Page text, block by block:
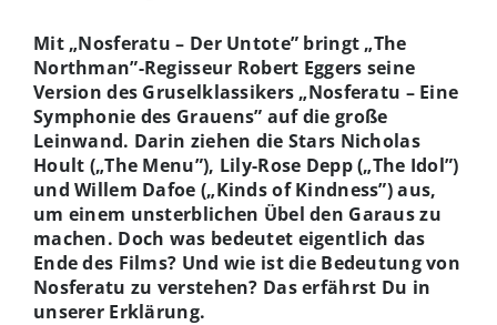
Mit „Nosferatu – Der Untote” bringt „The
Northman”-Regisseur Robert Eggers seine
Version des Gruselklassikers „Nosferatu – Eine
Symphonie des Grauens” auf die große
Leinwand. Darin ziehen die Stars Nicholas
Hoult („The Menu”), Lily-Rose Depp („The Idol”)
und Willem Dafoe („Kinds of Kindness”) aus,
um einem unsterblichen Übel den Garaus zu
machen. Doch was bedeutet eigentlich das
Ende des Films? Und wie ist die Bedeutung von
Nosferatu zu verstehen? Das erfährst Du in
unserer Erklärung.